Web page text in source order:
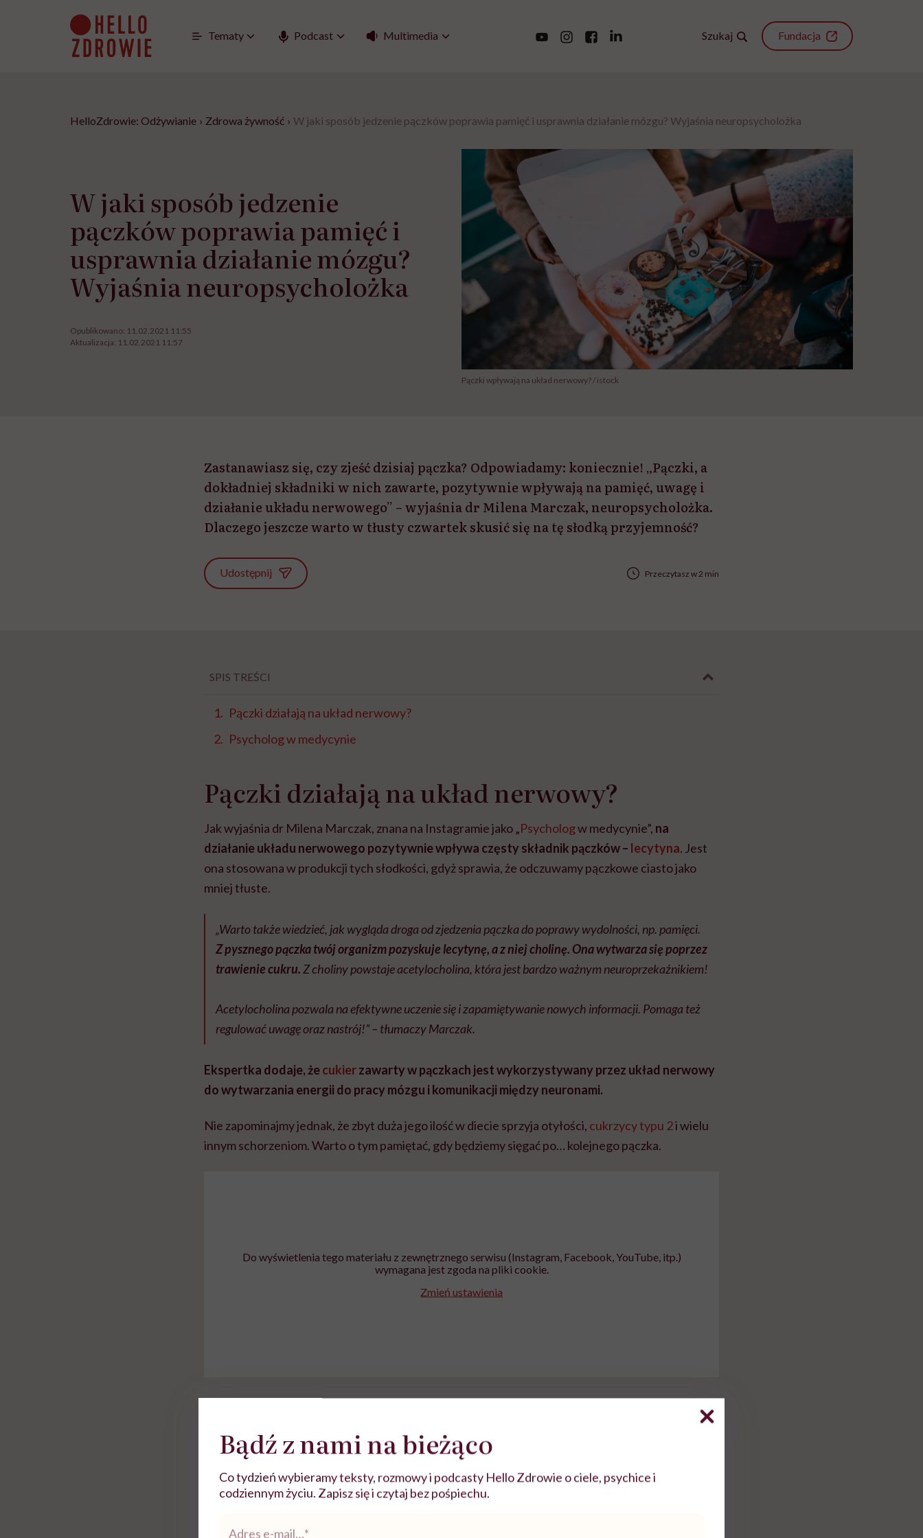
Tematy Podcast Multimedia Szukaj Fundacja
HelloZdrowie: Odżywianie › Zdrowa żywność › W jaki sposób jedzenie pączków poprawia pamięć i usprawnia działanie mózgu? Wyjaśnia neuropsycholożka
W jaki sposób jedzenie
pączków poprawia pamięć i
usprawnia działanie mózgu?
Wyjaśnia neuropsycholożka
Opublikowano: 11.02.2021 11:55
Aktualizacja: 11.02.2021 11:57
Pączki wpływają na układ nerwowy? / istock
Zastanawiasz się, czy zjeść dzisiaj pączka? Odpowiadamy: koniecznie! „Pączki, a
dokładniej składniki w nich zawarte, pozytywnie wpływają na pamięć, uwagę i
działanie układu nerwowego” – wyjaśnia dr Milena Marczak, neuropsycholożka.
Dlaczego jeszcze warto w tłusty czwartek skusić się na tę słodką przyjemność?
Udostępnij Przeczytasz w 2 min
SPIS TREŚCI
Pączki działają na układ nerwowy?
Psycholog w medycynie
Pączki działają na układ nerwowy?
Jak wyjaśnia dr Milena Marczak, znana na Instagramie jako „Psychologw medycynie”, na
działanie układu nerwowego pozytywnie wpływa częsty składnik pączków – lecytyna. Jest
ona stosowana w produkcji tych słodkości, gdyż sprawia, że odczuwamy pączkowe ciasto jako
mniej tłuste.
„Warto także wiedzieć, jak wygląda droga od zjedzenia pączka do poprawy wydolności, np. pamięci.
Z pysznego pączka twój organizm pozyskuje lecytynę, a z niej cholinę. Ona wytwarza się poprzez
trawienie cukru. Z choliny powstaje acetylocholina, która jest bardzo ważnym neuroprzekaźnikiem!
Acetylocholina pozwala na efektywne uczenie się i zapamiętywanie nowych informacji. Pomaga też
regulować uwagę oraz nastrój!” – tłumaczy Marczak.
Ekspertka dodaje, żecukierzawarty w pączkach jest wykorzystywany przez układ nerwowy
do wytwarzania energii do pracy mózgu i komunikacji między neuronami.
Nie zapominajmy jednak, że zbyt duża jego ilość w diecie sprzyja otyłości, cukrzycy typu 2i wielu
innym schorzeniom. Warto o tym pamiętać, gdy będziemy sięgać po… kolejnego pączka.
Do wyświetlenia tego materiału z zewnętrznego serwisu (Instagram, Facebook, YouTube, itp.)
wymagana jest zgoda na pliki cookie.
Zmień ustawienia
Bądź z nami na bieżąco
Co tydzień wybieramy teksty, rozmowy i podcasty Hello Zdrowie o ciele, psychice i
codziennym życiu. Zapisz się i czytaj bez pośpiechu.